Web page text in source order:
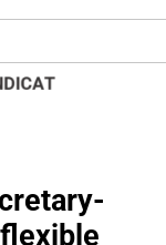
flexible